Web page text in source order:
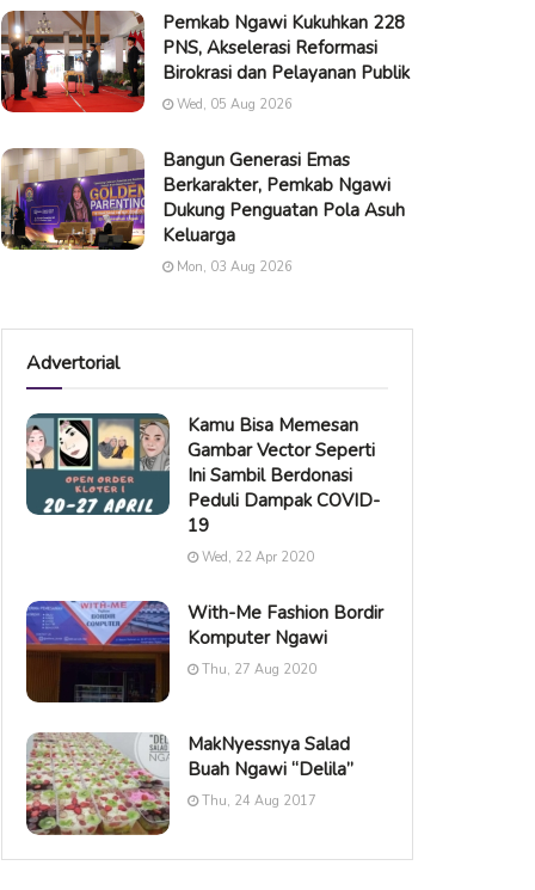
Pemkab Ngawi Kukuhkan 228
PNS, Akselerasi Reformasi
Birokrasi dan Pelayanan Publik
Wed, 05 Aug 2026
Bangun Generasi Emas
Berkarakter, Pemkab Ngawi
Dukung Penguatan Pola Asuh
Keluarga
Mon, 03 Aug 2026
Advertorial
Kamu Bisa Memesan
Gambar Vector Seperti
Ini Sambil Berdonasi
Peduli Dampak COVID-
19
Wed, 22 Apr 2020
With-Me Fashion Bordir
Komputer Ngawi
Thu, 27 Aug 2020
MakNyessnya Salad
Buah Ngawi “Delila”
Thu, 24 Aug 2017